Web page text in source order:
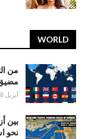
WORLD
من
أبريل 18, 2026
بين
نحو